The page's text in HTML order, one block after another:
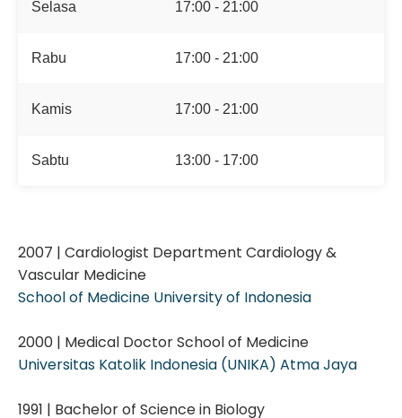
Selasa 17:00 - 21:00
Rabu 17:00 - 21:00
Kamis 17:00 - 21:00
Sabtu 13:00 - 17:00
2007 | Cardiologist Department Cardiology &
Vascular Medicine
School of Medicine University of Indonesia
2000 | Medical Doctor School of Medicine
Universitas Katolik Indonesia (UNIKA) Atma Jaya
1991 | Bachelor of Science in Biology